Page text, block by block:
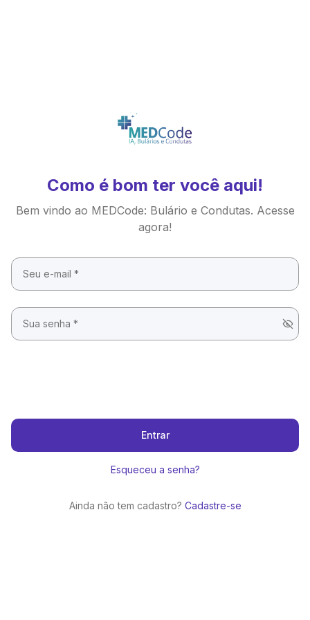
Como é bom ter você aqui!
Bem vindo ao MEDCode: Bulário e Condutas. Acesse
agora!
Entrar
Esqueceu a senha?
Ainda não tem cadastro? Cadastre-se